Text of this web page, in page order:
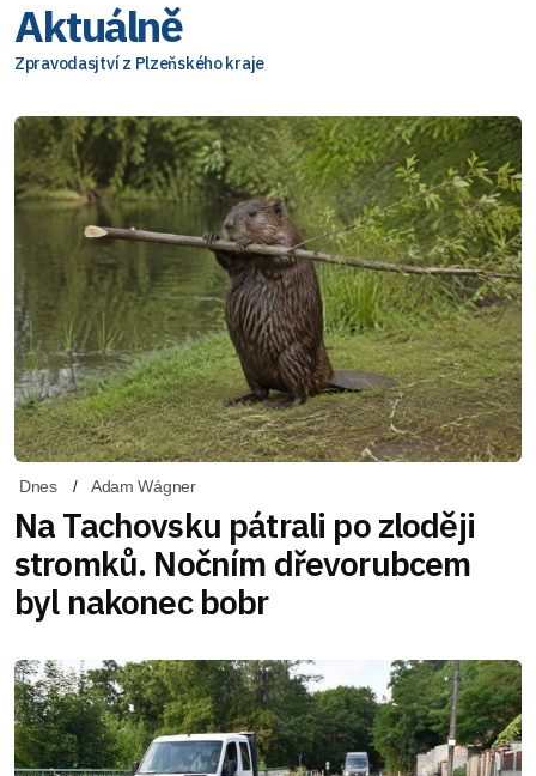
Aktuálně
Zpravodasjtví z Plzeňského kraje
Dnes Adam Wágner
Na Tachovsku pátrali po zloději
stromků. Nočním dřevorubcem
byl nakonec bobr